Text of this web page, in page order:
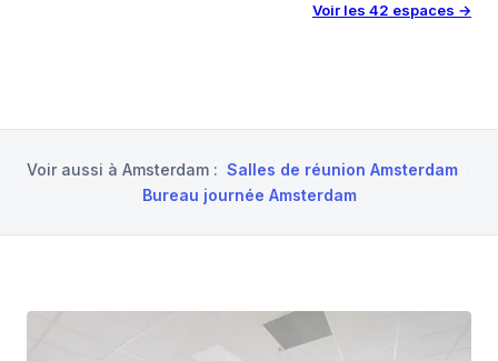
Voir les 42 espaces →
Voir aussi à Amsterdam : Salles de réunion Amsterdam
Bureau journée Amsterdam